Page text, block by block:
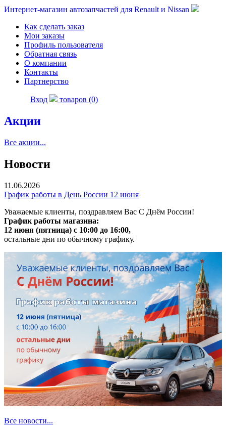
Интернет-магазин автозапчастей для Renault и Nissan
Как сделать заказ
Мои заказы
Профиль пользователя
Обратная связь
О компании
Контакты
Партнерство
Вход товаров (0)
Акции
Все акции...
Новости
11.06.2026
График работы в День России 12 июня
Уважаемые клиенты, поздравляем Вас С Днём России!
График работы магазина:
12 июня (пятница) с 10:00 до 16:00,
остальные дни по обычному графику.
Все новости...